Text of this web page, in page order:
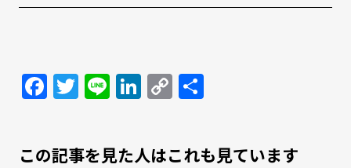
Facebook
Twitter
LineLinkedIn
Copy
Link
共
この記事を見た人はこれも見ています